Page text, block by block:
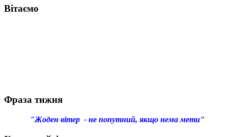
Вітаємо
Фраза тижня
"Жоден вітер - не попутний, якщо нема мети"